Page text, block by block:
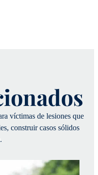
víctimas de lesiones que
construir casos sólidos